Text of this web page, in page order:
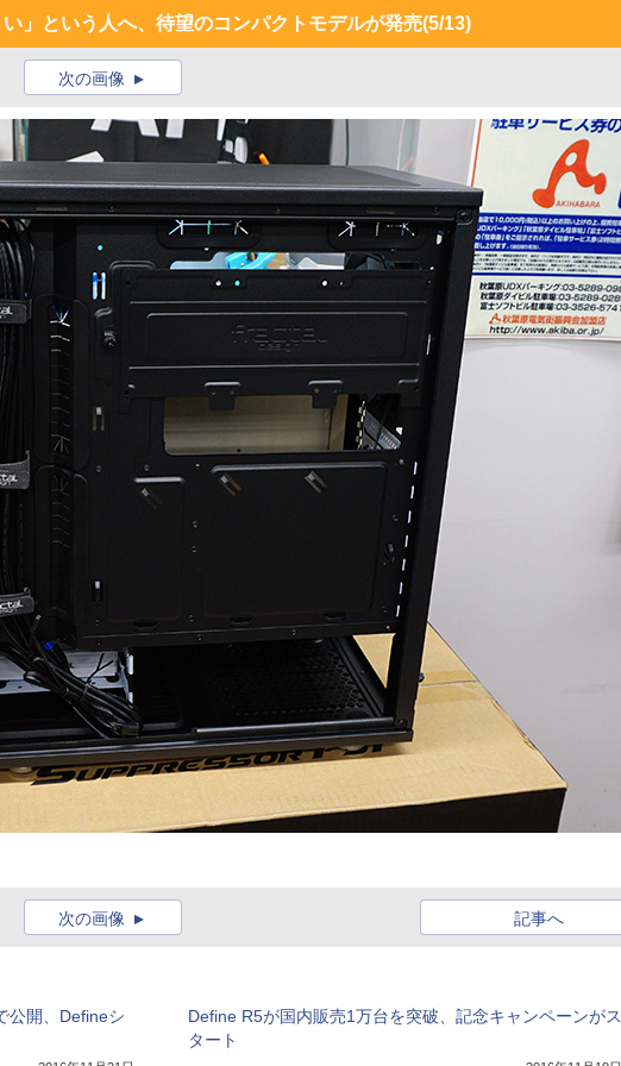
い」という人へ、待望のコンパクトモデルが発売(5/13)
次の画像
記事へ
次の画像
公開、Defineシ
Define R5が国内販売1万台を突破、記念キャンペーンがス
タート